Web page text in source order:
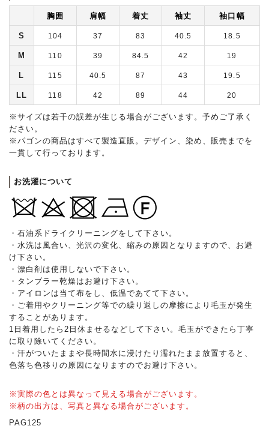
胸囲 肩幅 着丈 袖丈 袖口幅
S 104 37 83 40.5 18.5
M 110 39 84.5 42 19
L 115 40.5 87 43 19.5
LL 118 42 89 44 20
※サイズは若干の誤差が生じる場合がございます。予めご了承く
ださい。
※パゴンの商品はすべて製造直販。デザイン、染め、販売までを
一貫して行っております。
お洗濯について
・石油系ドライクリーニングをして下さい。
・水洗は風合い、光沢の変化、縮みの原因となりますので、お避
け下さい。
・漂白剤は使用しないで下さい。
・タンブラー乾燥はお避け下さい。
・アイロンは当て布をし、低温であてて下さい。
・ご着用やクリーニング等での繰り返しの摩擦により毛玉が発生
することがあります。
1日着用したら2日休ませるなどして下さい。毛玉ができたら丁寧
に取り除いてください。
・汗がついたままや長時間水に浸けたり濡れたまま放置すると、
色落ち色移りの原因になりますのでお避け下さい。
※実際の色とは異なって見える場合がございます。
※柄の出方は、写真と異なる場合がございます。
PAG125